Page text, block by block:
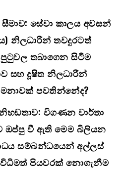
සේවා කාලය අවසන්
නිලධාරීන් තවදුරටත්
පුටුවල තබාගෙන සිටීම
සහ දූෂිත නිලධාරීන්
පවතින්නේද?
විගණන වාර්තා
ඔප්පු වී ඇති මෙම බිලියන
සම්බන්ධයෙන් අල්ලස්
පියවරක් නොගැනීම